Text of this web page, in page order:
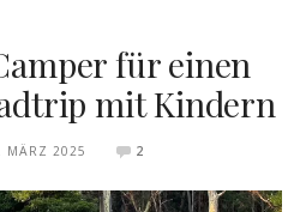
für einen
mit Kindern
MÄRZ 2025 2